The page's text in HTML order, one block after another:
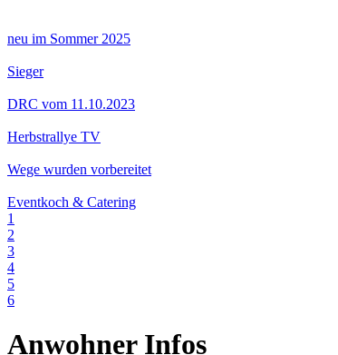
neu im Sommer 2025
Sieger
DRC vom 11.10.2023
Herbstrallye TV
Wege wurden vorbereitet
Eventkoch & Catering
1
2
3
4
5
6
Anwohner Infos